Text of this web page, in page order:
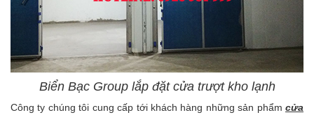
Biển Bạc Group lắp đặt cửa trượt kho lạnh
Công ty chúng tôi cung cấp tới khách hàng những sản phẩm cửa